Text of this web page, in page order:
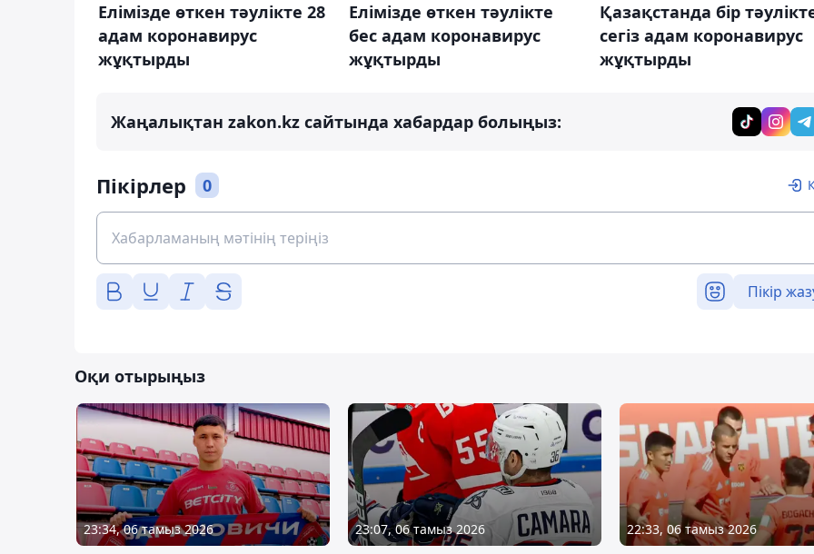
Елімізде өткен тәулікте 28
адам коронавирус
жұқтырды
Елімізде өткен тәулікте
бес адам коронавирус
жұқтырды
Қазақстанда бір
сегіз адам коронавирус
жұқтырды
Жаңалықтан zakon.kz сайтында хабардар болыңыз:
Пікірлер 0
Пікір
Оқи отырыңыз
23:34, 06 тамыз 2026 23:07, 06 тамыз 2026 22:33, 06 тамыз 2026